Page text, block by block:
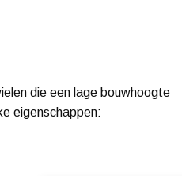
die een lage bouwhoogte
eigenschappen: